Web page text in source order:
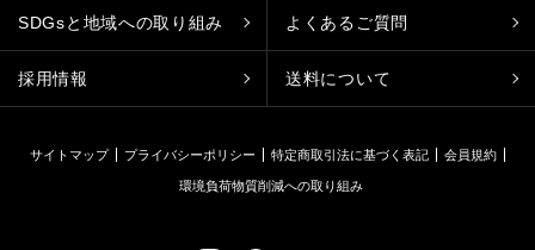
SDGsと地域への取り組み よくあるご質問
採用情報 送料について
サイトマップ プライバシーポリシー 特定商取引法に基づく表記 会員規約
環境負荷物質削減への取り組み